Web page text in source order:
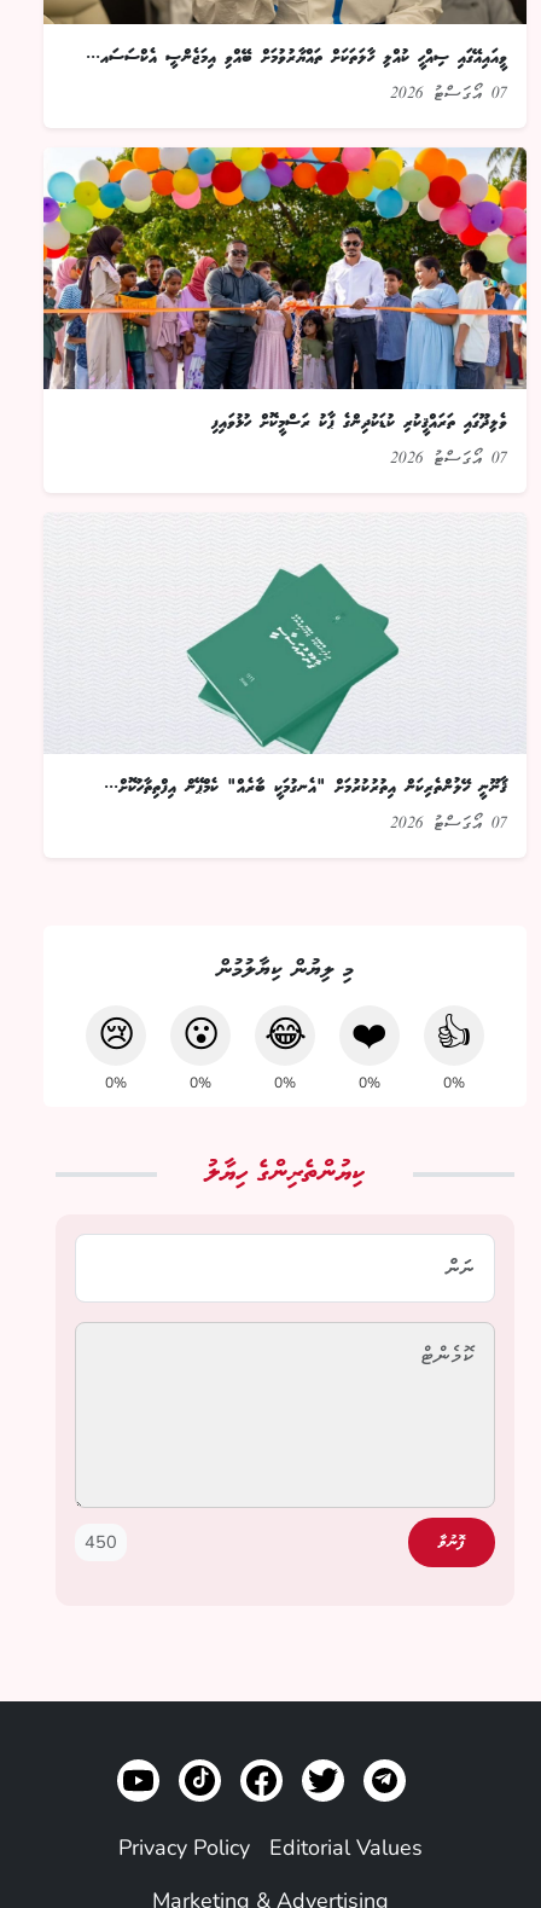
ވީއައިއޭގައި ސިއްހީ ކުއްލި ހާލަތަކަށް ތައްޔާރުވުމަށް ބޭއްވި އިމަޖެންސީ އެކްސަސައ...
07 އޯގަސްޓު 2026
ވެލިދޫގައި ތަރައްޤީކުރި ކުޑަކުދިންގެ ޕާކު ރަސްމީކޮށް ހުޅުވައިފި
07 އޯގަސްޓު 2026
ޤާނޫނީ ހޭލުންތެރިކަން އިތުރުކުރުމަށް "އެނގުމަކީ ބާރެއް" ކެމްޕޭން އިފްތިތާހުކޮށް...
07 އޯގަސްޓު 2026
މި ލިޔުން ކިޔާލުމުން
👍
0%
❤️
0%
😂
0%
😮
0%
😢
0%
ކިޔުންތެރިންގެ ހިޔާލު
ފޮނުވާ 450
Editorial Values
Privacy Policy
Marketing & Advertising